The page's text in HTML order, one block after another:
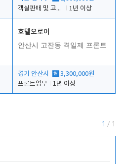
객실판매 및 고객응대
1년 이상
호텔오로이
안산시 고잔동 격일제 프론트
경기 안산시 월 3,300,000원
프론트업무
1년 이상
1 / 1